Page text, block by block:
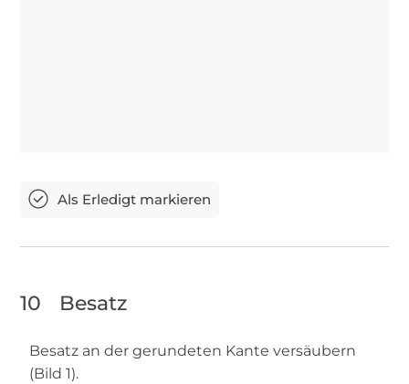
10 Besatz
Besatz an der gerundeten Kante versäubern
(Bild 1).